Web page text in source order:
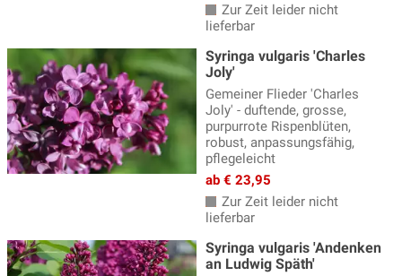
Zur Zeit leider nicht
lieferbar
Syringa vulgaris 'Charles
Joly'
Gemeiner Flieder 'Charles
Joly' - duftende, grosse,
purpurrote Rispenblüten,
robust, anpassungsfähig,
pflegeleicht
ab € 23,95
Zur Zeit leider nicht
lieferbar
Syringa vulgaris 'Andenken
an Ludwig Späth'